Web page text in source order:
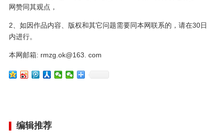
网赞同其观点，
2、如因作品内容、版权和其它问题需要同本网联系的，请在30日
内进行。
本网邮箱: rmzg.ok@163. com
编辑推荐